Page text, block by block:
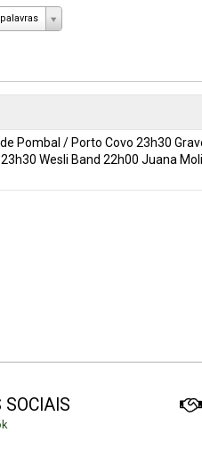
Pombal / Porto Covo 23h30
Wesli Band 22h00 Juana Moli
SOCIAIS